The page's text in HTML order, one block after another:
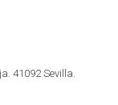
41092 Sevilla.